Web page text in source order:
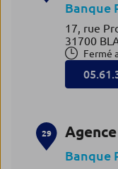
Banque
17, rue
31700
Fermé
29
Banque